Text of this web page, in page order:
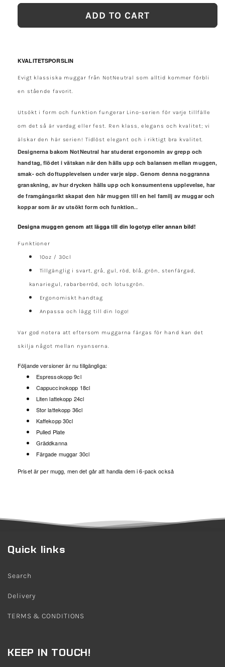
for
Mugg
for
Mugg
ADD TO CART
KVALITETSPORSLIN
Evigt klassiska muggar från NotNeutral som alltid kommer förbli
en stående favorit.
Utsökt i form och funktion fungerar Lino-serien för varje tillfälle
om det så är vardag eller fest. Ren klass, elegans och kvalitet; vi
älskar den här serien! Tidlöst elegant och i riktigt bra kvalitet.
Designerna bakom NotNeutral har studerat ergonomin av grepp och
handtag, flödet i vätskan när den hälls upp och balansen mellan muggen,
smak- och doftupplevelsen under varje sipp. Genom denna noggranna
granskning, av hur drycken hälls upp och konsumentens upplevelse, har
de framgångsrikt skapat den här muggen till en hel familj av muggar och
koppar som är av utsökt form och funktion..
Designa muggen genom att lägga till din logotyp eller annan bild!
Funktioner
10oz / 30cl
Tillgänglig i svart, grå, gul, röd, blå, grön, stenfärgad,
kanariegul, rabarberröd, och lotusgrön.
Ergonomiskt handtag
Anpassa och lägg till din logo!
Var god notera att eftersom muggarna färgas för hand kan det
skilja något mellan nyanserna.
Följande versioner är nu tillgängliga:
Espressokopp 9cl
Cappuccinokopp 18cl
Liten lattekopp 24cl
Stor lattekopp 36cl
Kaffekopp 30cl
Pulled Plate
Gräddkanna
Färgade muggar 30cl
Priset är per mugg, men det går att handla dem i 6-pack också
Quick links
Search
Delivery
TERMS & CONDITIONS
KEEP IN TOUCH!